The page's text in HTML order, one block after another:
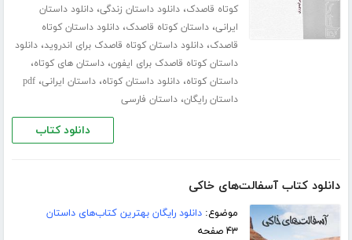
کوتاه قاصدک،دانلود داستان زندگی،دانلود داستان
ایرانی،داستان کوتاه قاصدک،دانلود داستان کوتاه
قاصدک،دانلود داستان کوتاه قاصدک برای اندروید،دانلود
داستان کوتاه قاصدک برای ایفون،داستان های کوتاه،
داستان کوتاه،دانلود داستان کوتاه،داستان ایرانی،pdf
داستان رایگان،داستان فارسی
دانلود کتاب
دانلود کتاب آسفالت‌های خاکی
موضوع:دانلود رایگان بهترین کتاب‌های داستان
۴۳ صفحه